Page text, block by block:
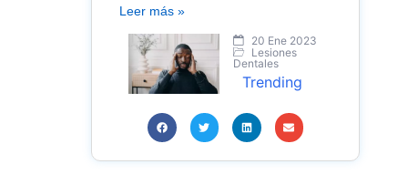
Leer más »
20 Ene 2023
Lesiones
Dentales
Trending